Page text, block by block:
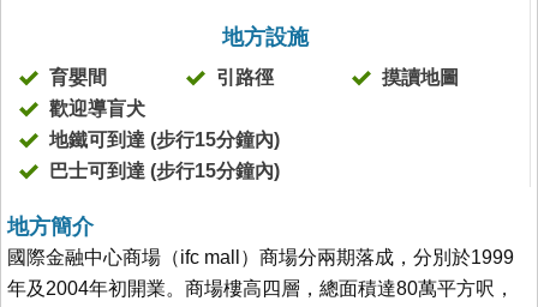
地方設施
育嬰間 引路徑
摸讀地圖
歡迎導盲犬
地鐵可到達 (步行15分鐘內)
巴士可到達 (步行15分鐘內)
地方簡介
國際金融中心商場（ifc mall）商場分兩期落成，分別於1999
年及2004年初開業。商場樓高四層，總面積達80萬平方呎，